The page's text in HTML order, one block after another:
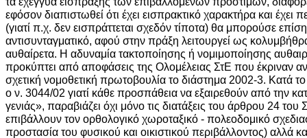
εφόσον διαπιστωθεί ότι έχει εισπρακτικό χαρακτήρα και έχει
(γιατί π.χ. δεν εισπράττεται σχεδόν τίποτα) θα μπορούσε
αντισυνταγματικό, αφού στην πράξη λειτουργεί ως
αυθαίρετα. Η αδυναμία τακτοποίησης ή νομιμοποίησης
προκύπτει από αποφάσεις της Ολομέλειας ΣτΕ που έκριναν
σχετική νομοθετική πρωτοβουλία το διάστημα 2002-3. Κατά το
ο ν. 3044/02 γιατί κάθε προσπάθεια να εξαιρεθούν από την
γενιάς», παραβιάζει όχι μόνο τις διατάξεις του άρθρου 24
επιβάλλουν τον ορθολογικό χωροταξικό - πολεοδομικό
προστασία του φυσικού και οικιστικού περιβάλλοντος) αλλά